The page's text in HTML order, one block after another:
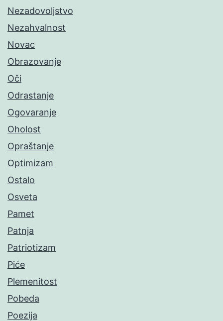
Nezadovoljstvo
Nezahvalnost
Novac
Obrazovanje
Oči
Odrastanje
Ogovaranje
Oholost
Opraštanje
Optimizam
Ostalo
Osveta
Pamet
Patnja
Patriotizam
Piće
Plemenitost
Pobeda
Poezija